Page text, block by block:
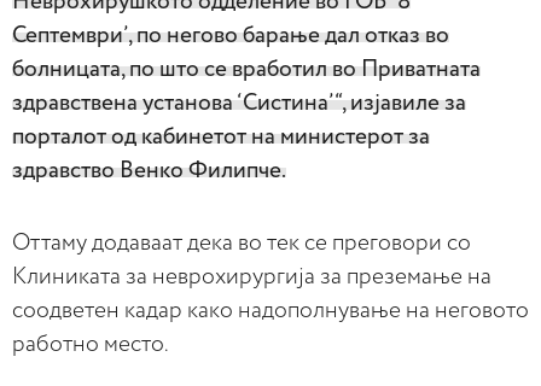
Септември’, по негово барање дал отказ во
болницата, по што се вработил во Приватната
здравствена установа ‘Систина’“, изјавиле за
порталот од кабинетот на министерот за
здравство Венко Филипче.
Оттаму додаваат дека во тек се преговори со
Клиниката за неврохирургија за преземање на
соодветен кадар како надополнување на неговото
работно место.